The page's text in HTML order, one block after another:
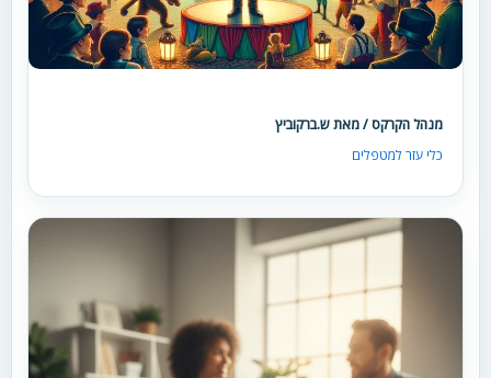
מנהל הקרקס / מאת ש.ברקוביץ
כלי עזר למטפלים